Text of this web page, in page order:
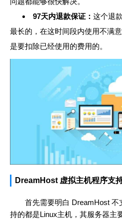
97天内退款保证： 这个退
最长的，在这时间段内使用不满
是要扣除已经使用的费用的。
DreamHost 虚拟主机程序支
首先需要明白 DreamHost
持的都是Linux主机，其服务器主